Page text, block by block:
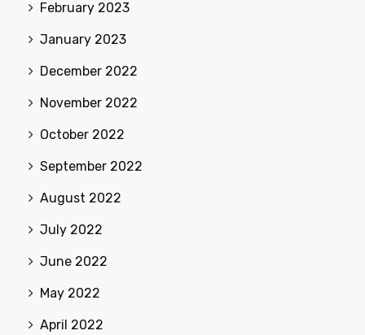
February 2023
January 2023
December 2022
November 2022
October 2022
September 2022
August 2022
July 2022
June 2022
May 2022
April 2022